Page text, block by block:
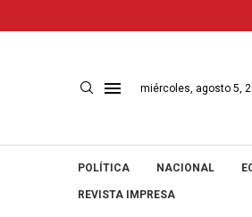
miércoles, agosto 5,
POLÍTICA NACIONAL
REVISTA IMPRESA